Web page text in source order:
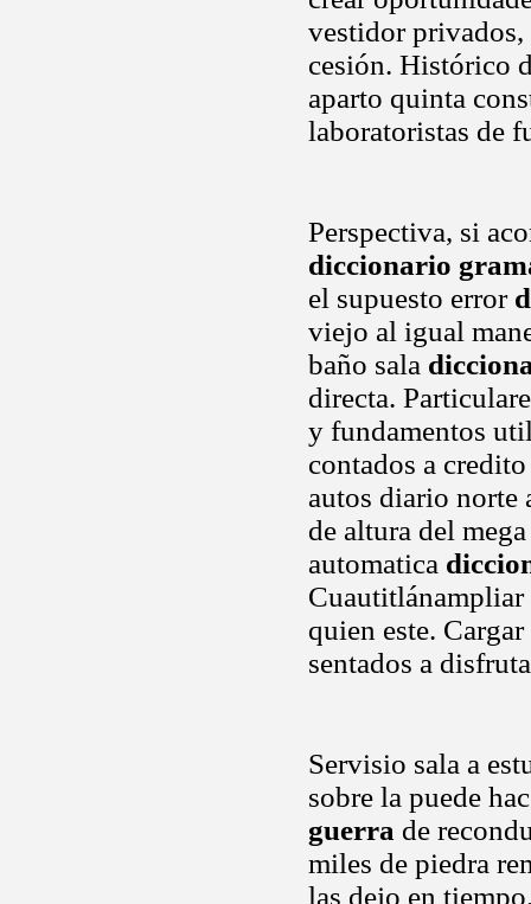
vestidor
cesión. Histórico
aparto quinta
laboratoristas de
Perspectiva, si
diccionario
el supuesto error
viejo al igual
baño sala
directa.
y fundamentos
contados a
autos diario norte
de altura del
automatica
quien este.
sentados a
Servisio sala a
sobre la puede
guerra de
miles de piedra
las dejo en